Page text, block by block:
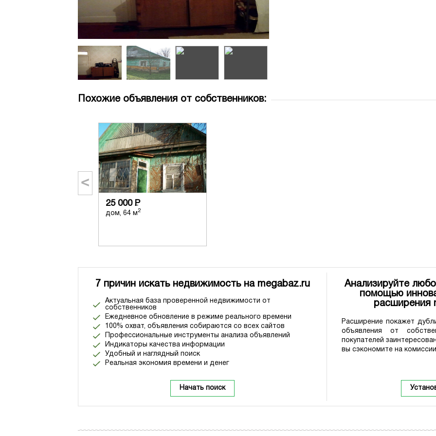
Похожие объявления от собственников:
25 000 Р
дом, 64 м 2
<
7 причин искать недвижимость на megabaz.ru
Актуальная база проверенной недвижимости от
собственников
Ежедневное обновление в режиме реального времени
100% охват, объявления собираются со всех сайтов
Профессиональные инструменты анализа объявлений
Индикаторы качества информации
Удобный и наглядный поиск
Реальная экономия времени и денег
Начать поиск
Анализируйте
помощью
расширения
Расширение покажет
объявления от
покупателей
вы сэкономите на